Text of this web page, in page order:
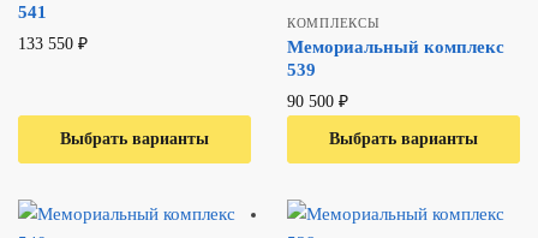
541
133 550 ₽
В один клик
Выбрать варианты
КОМПЛЕКСЫ
Мемориальный комплекс
539
90 500 ₽
В один клик
Выбрать варианты